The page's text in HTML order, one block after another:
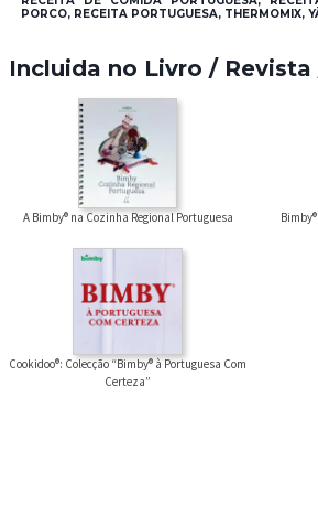
PORCO, RECEITA PORTUGUESA, THERMOMIX,
Incluida no Livro /
A Bimby® na Cozinha Regional Portuguesa
Cookidoo®: Colecção “Bimby® à Portuguesa Com
Certeza”